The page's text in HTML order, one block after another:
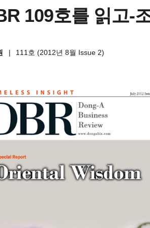
109호를 읽고-
| 111호 (2012년 8월 Issue 2)